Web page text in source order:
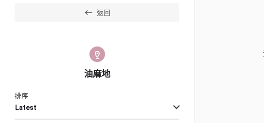
返回
油麻地
Latest
排序